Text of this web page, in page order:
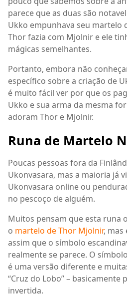
parece que as duas são
Ukko empunhava seu martelo
Thor fazia com Mjolnir e ele
mágicas semelhantes.
Portanto, embora não
específico sobre a criação de
é muito fácil ver por que os
Ukko e sua arma da mesma
adoram Thor e Mjolnir.
Runa de Martelo
Poucas pessoas fora da
Ukonvasara, mas a maioria já
Ukonvasara online ou
no pescoço de alguém.
Muitos pensam que esta runa
o martelo de Thor Mjolnir, mas
assim que o símbolo
realmente se parece. O
é uma versão diferente e
“Cruz do Lobo” – basicamente
invertida.